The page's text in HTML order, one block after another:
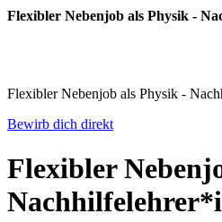
Flexibler Nebenjob als Physik -
Flexibler Nebenjob als Physik -
Bewirb dich direkt
Flexibler